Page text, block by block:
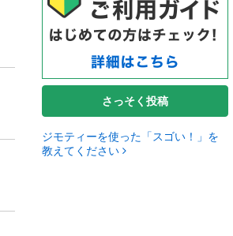
さっそく投稿
ジモティーを使った「スゴい！」を
教えてください